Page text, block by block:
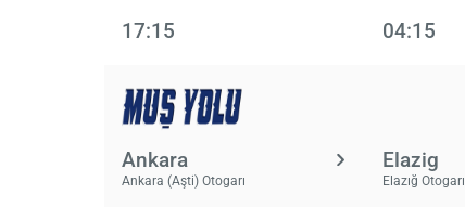
17:15 04:15
Ankara
Ankara (Aşti) Otogarı
Elazig
Elazığ Otogarı